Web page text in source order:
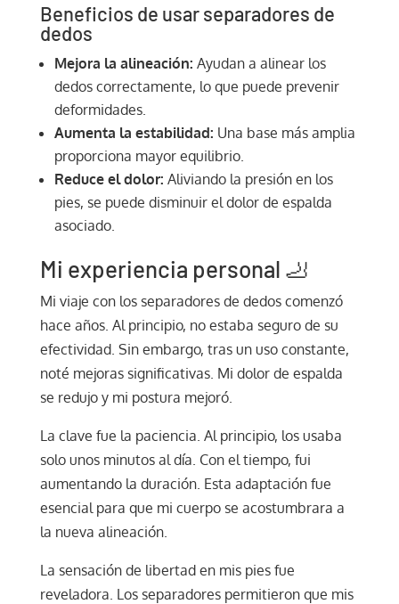
Beneficios de usar separadores de
dedos
Mejora la alineación: Ayudan a alinear los
dedos correctamente, lo que puede prevenir
deformidades.
Aumenta la estabilidad: Una base más amplia
proporciona mayor equilibrio.
Reduce el dolor: Aliviando la presión en los
pies, se puede disminuir el dolor de espalda
asociado.
Mi experiencia personal 🦶
Mi viaje con los separadores de dedos comenzó
hace años. Al principio, no estaba seguro de su
efectividad. Sin embargo, tras un uso constante,
noté mejoras significativas. Mi dolor de espalda
se redujo y mi postura mejoró.
La clave fue la paciencia. Al principio, los usaba
solo unos minutos al día. Con el tiempo, fui
aumentando la duración. Esta adaptación fue
esencial para que mi cuerpo se acostumbrara a
la nueva alineación.
La sensación de libertad en mis pies fue
reveladora. Los separadores permitieron que mis